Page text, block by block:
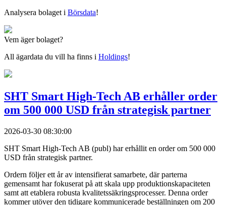
Analysera bolaget i Börsdata!
Vem äger bolaget?
All ägardata du vill ha finns i Holdings!
SHT Smart High-Tech AB erhåller order
om 500 000 USD från strategisk partner
2026-03-30 08:30:00
SHT Smart High-Tech AB (publ) har erhållit en order om 500 000
USD från strategisk partner.
Ordern följer ett år av intensifierat samarbete, där parterna
gemensamt har fokuserat på att skala upp produktionskapaciteten
samt att etablera robusta kvalitetssäkringsprocesser. Denna order
kommer utöver den tidigare kommunicerade beställningen om 200